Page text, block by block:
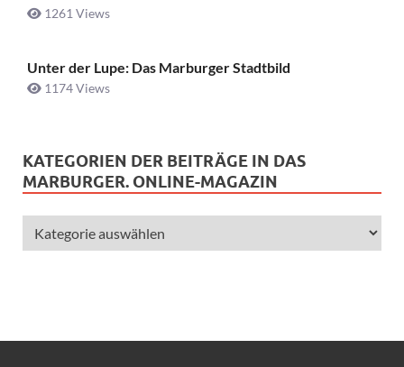
1261 Views
Unter der Lupe: Das Marburger Stadtbild
1174 Views
KATEGORIEN DER BEITRÄGE IN DAS
MARBURGER. ONLINE-MAGAZIN